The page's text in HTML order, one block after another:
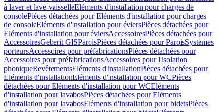
à laver et lave-vaisselleEléments d'installation pour charges de
consolePièces détachées pour Eléments d'installation pour charges
de consoleEléments d'installation pour éviersPièces détachées pour
Eléments d'installation pour éviersAccessoiresPièces détachées pour
AccessoiresGeberit GISParoisPièces détachées pour ParoisSystèmes
porteursAccessoires pour préfabricationsPièces détachées pour
Accessoires pour préfabricationsAccessoires pour l'isolation
phoniqueRevêtementsEléments d'installationPièces détachées pour
Eléments d'installationEléments d'installation pour WCPièces
détachées pour Eléments d'installation pour WCEléments
d'installation pour lavabosPièces détachées pour Eléments
d'installation pour lavabosEléments d'installation pour bidetsPièces